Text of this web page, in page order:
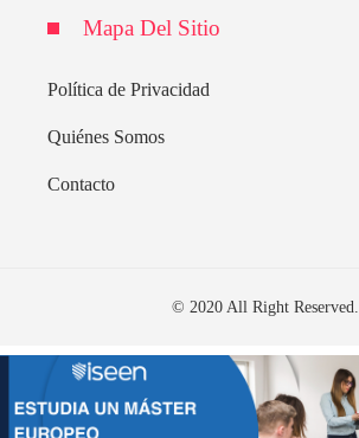
Mapa Del Sitio
Política de Privacidad
Quiénes Somos
Contacto
© 2020 All Right Reserved.